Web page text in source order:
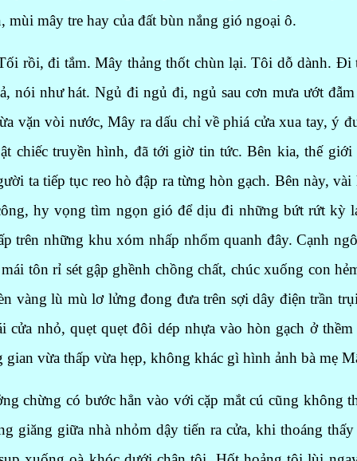
mây tre hay của đất bùn nắng gió ngoại ô.
rồi, đi tắm. Mây thảng thốt chùn lại. Tôi dỗ dành.
nói như hát. Ngủ đi ngủ đi, ngủ sau cơn mưa ướt
vặn vòi nước, Mây ra dấu chỉ về phiá cửa xua tay, ý
chiếc truyền hình, đã tới giờ tin tức. Bên kia, thế
ta tiếp tục reo hò đập ra từng hòn gạch. Bên này,
hy vọng tìm ngọn gió để dịu đi những bứt rứt kỳ
trên những khu xóm nhấp nhổm quanh đây. Cạnh
tôn rỉ sét gập ghềnh chồng chất, chúc xuống con
vàng lù mù lơ lửng đong đưa trên sợi dây điện trần
nhỏ, quẹt quẹt đôi dép nhựa vào hòn gạch ở
vừa thấp vừa hẹp, không khác gì hình ảnh bà mẹ
chừng có bước hẳn vào với cặp mắt cú cũng không
giăng giữa nhà nhỏm dậy tiến ra cửa, khi thoáng